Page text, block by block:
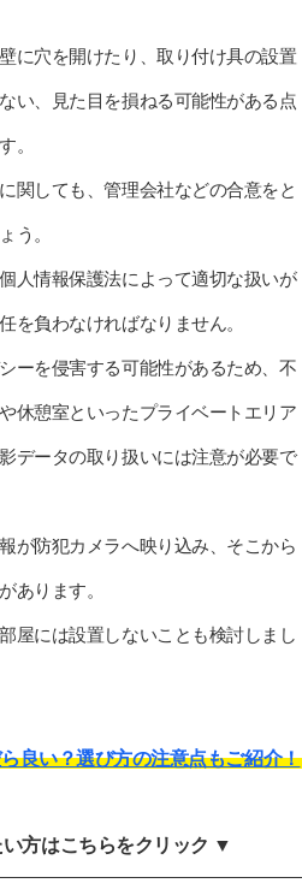
に穴を開けたり、取り付け具の設置
い、見た目を損ねる可能性がある点
。
関しても、管理会社などの合意をと
う。
人情報保護法によって適切な扱いが
を負わなければなりません。
ーを侵害する可能性があるため、不
休憩室といったプライベートエリア
データの取り扱いには注意が必要で
が防犯カメラへ映り込み、そこから
あります。
屋には設置しないことも検討しまし
良い？選び方の注意点もご紹介！
方はこちらをクリック ▼